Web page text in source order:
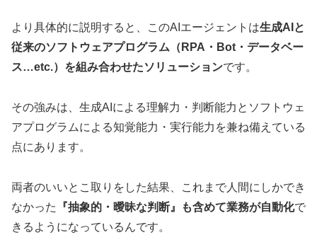
より具体的に説明すると、このAIエージェントは生成AIと
従来のソフトウェアプログラム（RPA・Bot・データベー
ス…etc.）を組み合わせたソリューションです。
その強みは、生成AIによる理解力・判断能力とソフトウェ
アプログラムによる知覚能力・実行能力を兼ね備えている
点にあります。
両者のいいとこ取りをした結果、これまで人間にしかでき
なかった
『抽象的・曖昧な判断』も含めて業務が自動化で
きるようになっているんです。